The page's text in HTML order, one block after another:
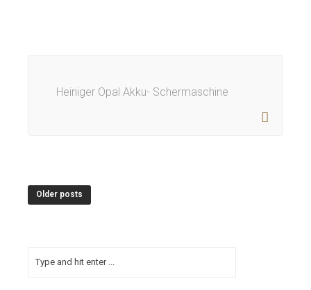
Heiniger Opal Akku- Schermaschine
Older posts